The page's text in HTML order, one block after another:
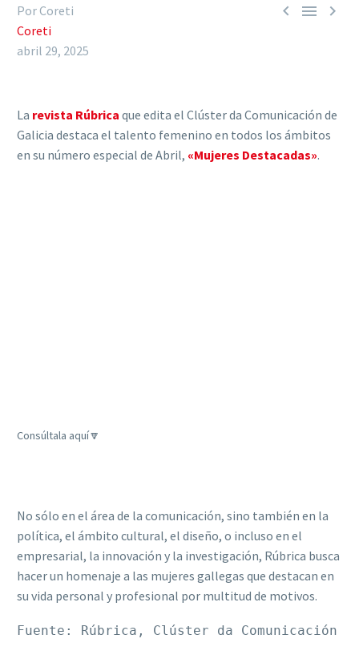
  
Por Coreti
Coreti
abril 29, 2025
La revista Rúbrica que edita el Clúster da Comunicación de
Galicia destaca el talento femenino en todos los ámbitos
en su número especial de Abril, «Mujeres Destacadas».
Consúltala aquí🔽
No sólo en el área de la comunicación, sino también en la
política, el ámbito cultural, el diseño, o incluso en el
empresarial, la innovación y la investigación, Rúbrica busca
hacer un homenaje a las mujeres gallegas que destacan en
su vida personal y profesional por multitud de motivos.
Fuente: Rúbrica, Clúster da Comunicación